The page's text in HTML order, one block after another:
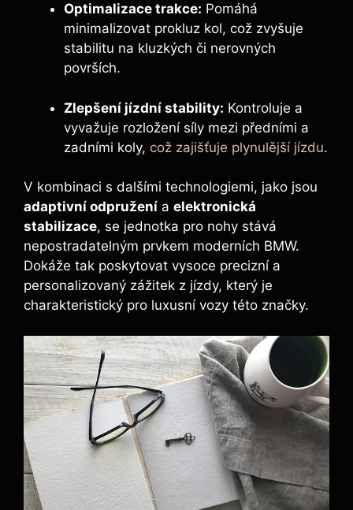
Optimalizace trakce: Pomáhá
minimalizovat prokluz kol, což zvyšuje
stabilitu na kluzkých či nerovných
površích.
Zlepšení jízdní stability: Kontroluje a
vyvažuje rozložení síly mezi předními a
zadními koly, což zajišťuje plynulější jízdu.
V kombinaci s dalšími technologiemi, jako jsou
adaptivní odpružení a elektronická
stabilizace, se jednotka pro nohy stává
nepostradatelným prvkem moderních BMW.
Dokáže tak poskytovat vysoce precizní a
personalizovaný zážitek z jízdy, který je
charakteristický pro luxusní vozy této značky.